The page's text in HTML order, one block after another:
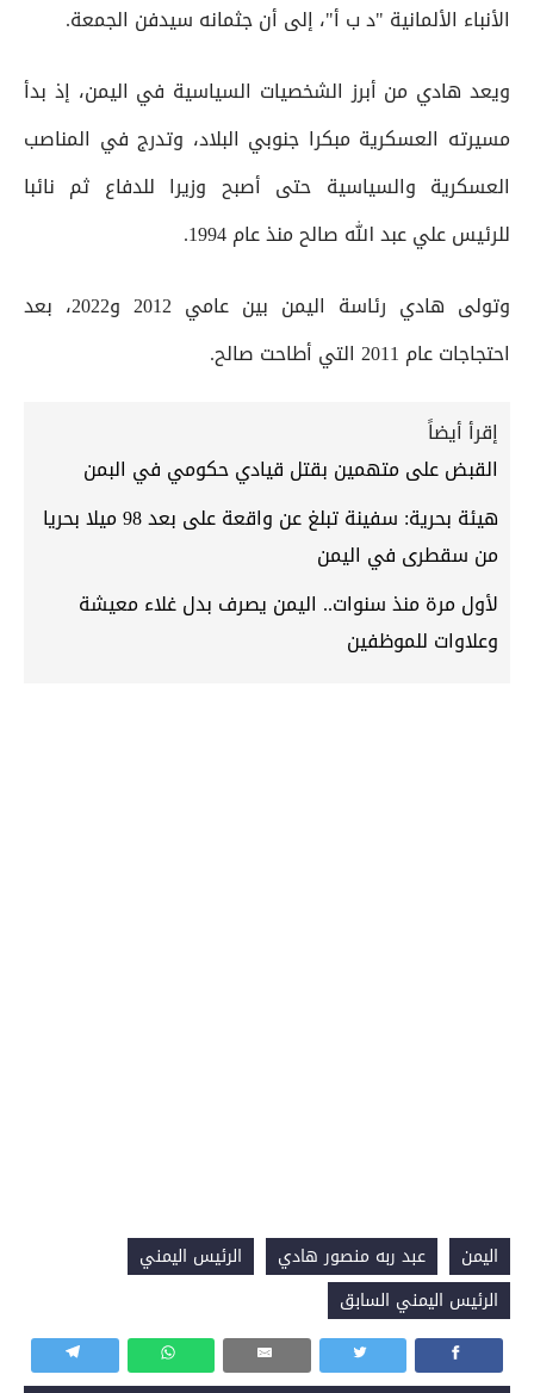
الأنباء الألمانية "د ب أ"، إلى أن جثمانه سيدفن الجمعة.
ويعد هادي من أبرز الشخصيات السياسية في اليمن، إذ بدأ
مسيرته العسكرية مبكرا جنوبي البلاد، وتدرج في المناصب
العسكرية والسياسية حتى أصبح وزيرا للدفاع ثم نائبا
للرئيس علي عبد الله صالح منذ عام 1994.
وتولى هادي رئاسة اليمن بين عامي 2012 و2022، بعد
احتجاجات عام 2011 التي أطاحت صالح.
إقرأ أيضاً
القبض على متهمين بقتل قيادي حكومي في البمن
هيئة بحرية: سفينة تبلغ عن واقعة على بعد 98 ميلا بحريا
من سقطرى في اليمن
لأول مرة منذ سنوات.. اليمن يصرف بدل غلاء معيشة
وعلاوات للموظفين
اليمن عبد ربه منصور هادي
الرئيس اليمني
الرئيس اليمني السابق